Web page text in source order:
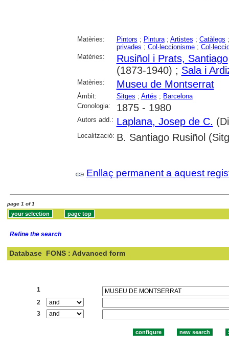
Matèries: Pintors ; Pintura; Artistes ; Catàlegs
privades ; Col·leccionisme;
Matèries:
Rusiñol i Prats, Santiago
(1873-1940) ; Sala i
Matèries: Museu de Montserrat
Àmbit: Sitges ; Artés ; Barcelona
Cronologia:
1875 - 1980
Autors add.: Laplana, Josep de C.
Localització: B. Santiago Rusiñol
Enllaç permanent a aquest
page 1 of 1
Refine the search
Database FONS : Advanced form
1
2
3